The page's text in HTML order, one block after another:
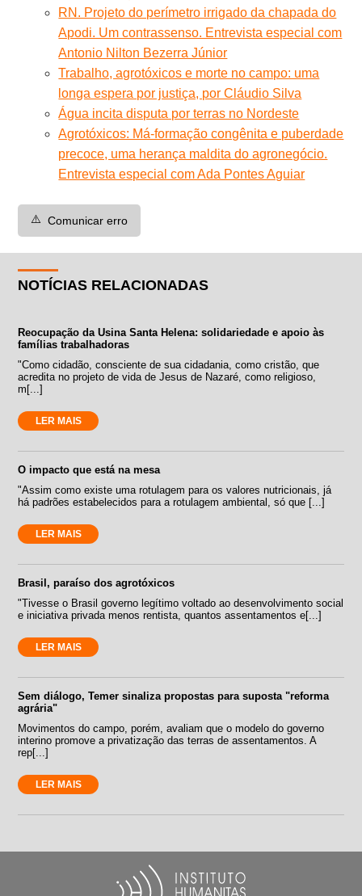
RN. Projeto do perímetro irrigado da chapada do
Apodi. Um contrassenso. Entrevista especial com
Antonio Nilton Bezerra Júnior
Trabalho, agrotóxicos e morte no campo: uma
longa espera por justiça, por Cláudio Silva
Água incita disputa por terras no Nordeste
Agrotóxicos: Má-formação congênita e puberdade
precoce, uma herança maldita do agronegócio.
Entrevista especial com Ada Pontes Aguiar
⚠️ Comunicar erro
NOTÍCIAS RELACIONADAS
Reocupação da Usina Santa Helena: solidariedade e apoio às
famílias trabalhadoras
"Como cidadão, consciente de sua cidadania, como cristão, que
acredita no projeto de vida de Jesus de Nazaré, como religioso,
m[...]
LER MAIS
O impacto que está na mesa
"Assim como existe uma rotulagem para os valores nutricionais, já
há padrões estabelecidos para a rotulagem ambiental, só que [...]
LER MAIS
Brasil, paraíso dos agrotóxicos
"Tivesse o Brasil governo legítimo voltado ao desenvolvimento social
e iniciativa privada menos rentista, quantos assentamentos e[...]
LER MAIS
Sem diálogo, Temer sinaliza propostas para suposta "reforma
agrária"
Movimentos do campo, porém, avaliam que o modelo do governo
interino promove a privatização das terras de assentamentos. A
rep[...]
LER MAIS